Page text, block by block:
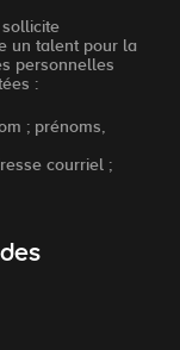
un talent pour la
personnelles
:
; prénoms,
courriel ;